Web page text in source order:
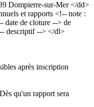
Dompierre-sur-Mer </dd>
et rapports <!-- note :
date de cloture --> de
descriptif --> </dl>
après inscription
qu'un rapport sera